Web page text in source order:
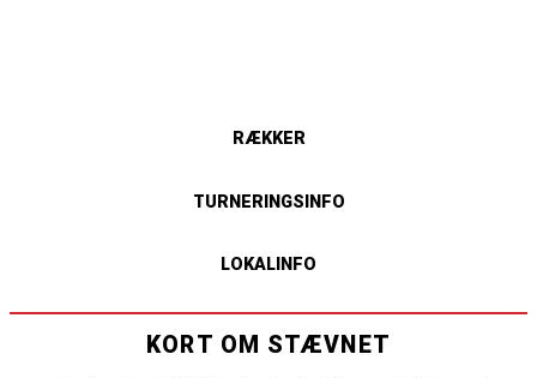
RÆKKER
TURNERINGSINFO
LOKALINFO
KORT OM STÆVNET